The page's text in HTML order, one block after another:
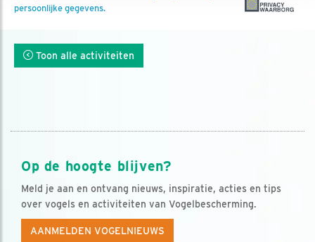
persoonlijke gegevens.
Toon alle activiteiten
Op de hoogte blijven?
Meld je aan en ontvang nieuws, inspiratie, acties en tips
over vogels en activiteiten van Vogelbescherming.
AANMELDEN VOGELNIEUWS